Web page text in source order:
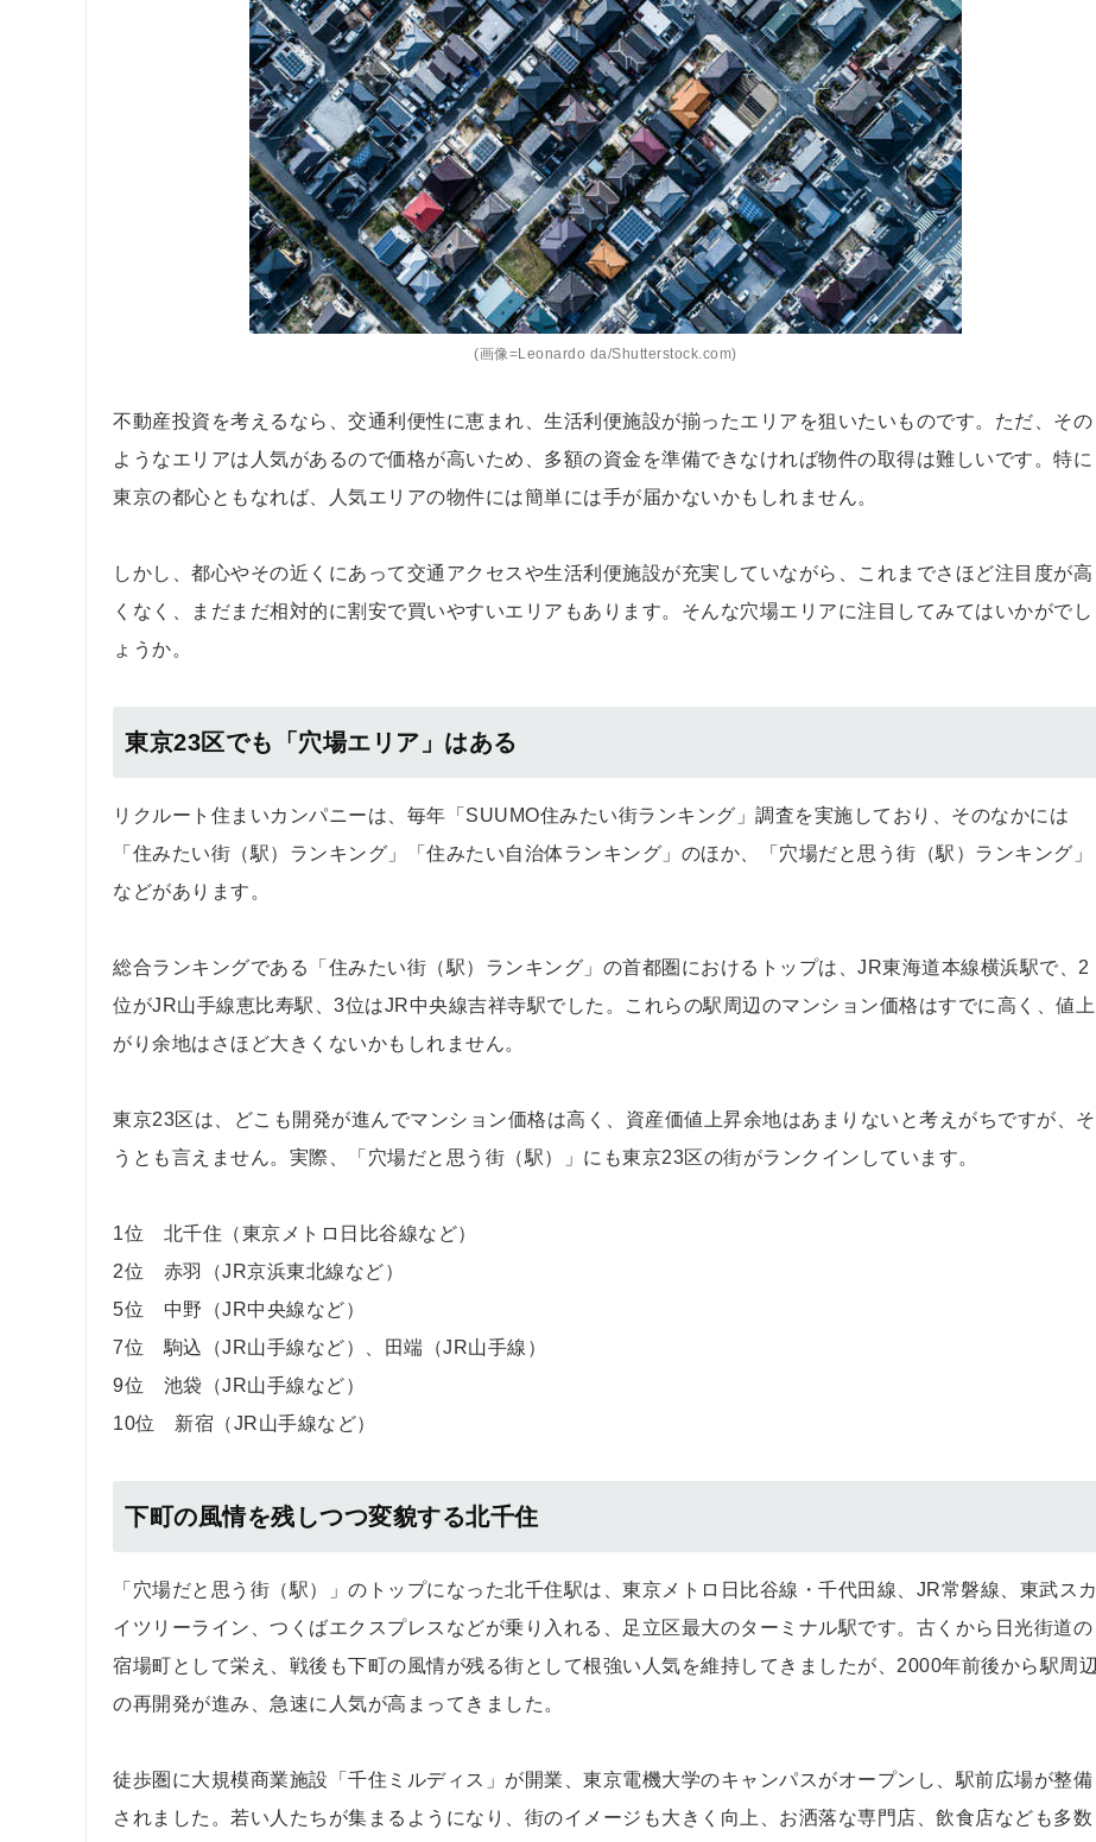
(画像=Leonardo da/Shutterstock.com)
不動産投資を考えるなら、交通利便性に恵まれ、生活利便施設が揃ったエリアを狙いたいものです。ただ、その
ようなエリアは人気があるので価格が高いため、多額の資金を準備できなければ物件の取得は難しいです。特に
東京の都心ともなれば、人気エリアの物件には簡単には手が届かないかもしれません。
しかし、都心やその近くにあって交通アクセスや生活利便施設が充実していながら、これまでさほど注目度が高
くなく、まだまだ相対的に割安で買いやすいエリアもあります。そんな穴場エリアに注目してみてはいかがでし
ょうか。
東京23区でも「穴場エリア」はある
リクルート住まいカンパニーは、毎年「SUUMO住みたい街ランキング」調査を実施しており、そのなかには
「住みたい街（駅）ランキング」「住みたい自治体ランキング」のほか、「穴場だと思う街（駅）ランキング」
などがあります。
総合ランキングである「住みたい街（駅）ランキング」の首都圏におけるトップは、JR東海道本線横浜駅で、2
位がJR山手線恵比寿駅、3位はJR中央線吉祥寺駅でした。これらの駅周辺のマンション価格はすでに高く、値上
がり余地はさほど大きくないかもしれません。
東京23区は、どこも開発が進んでマンション価格は高く、資産価値上昇余地はあまりないと考えがちですが、そ
うとも言えません。実際、「穴場だと思う街（駅）」にも東京23区の街がランクインしています。
1位 北千住（東京メトロ日比谷線など）
2位 赤羽（JR京浜東北線など）
5位 中野（JR中央線など）
7位 駒込（JR山手線など）、田端（JR山手線）
9位 池袋（JR山手線など）
10位 新宿（JR山手線など）
下町の風情を残しつつ変貌する北千住
「穴場だと思う街（駅）」のトップになった北千住駅は、東京メトロ日比谷線・千代田線、JR常磐線、東武スカ
イツリーライン、つくばエクスプレスなどが乗り入れる、足立区最大のターミナル駅です。古くから日光街道の
宿場町として栄え、戦後も下町の風情が残る街として根強い人気を維持してきましたが、2000年前後から駅周辺
の再開発が進み、急速に人気が高まってきました。
徒歩圏に大規模商業施設「千住ミルディス」が開業、東京電機大学のキャンパスがオープンし、駅前広場が整備
されました。若い人たちが集まるようになり、街のイメージも大きく向上、お洒落な専門店、飲食店なども多数